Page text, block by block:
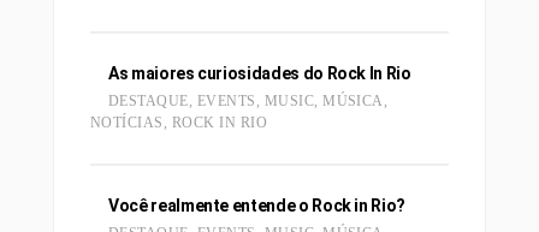
As maiores curiosidades do Rock In Rio
DESTAQUE, EVENTS , MUSIC,MÚSICA ,
NOTÍCIAS , ROCK IN RIO
Você realmente entende o Rock in Rio?